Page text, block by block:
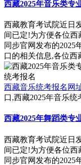
西藏2025年音乐类专
西藏教育考试院近日
间已定!为方便各位
同步官网发布的2025
口的相关信息,各位西
西藏音乐统考报名网
口,西藏2025年音乐统
西藏2025年舞蹈类专
西藏教育考试院近日
间已定!为方便各位
同步官网发布的2025